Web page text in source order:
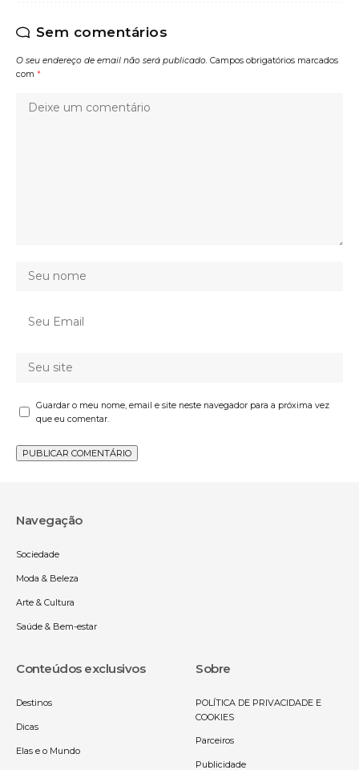
Sem comentários
O seu endereço de email não será publicado. Campos obrigatórios marcados
com *
Guardar o meu nome, email e site neste navegador para a próxima vez
que eu comentar.
Navegação
Sociedade
Moda & Beleza
Arte & Cultura
Saúde & Bem-estar
Conteúdos exclusivos
Destinos
Dicas
Elas e o Mundo
Sobre
POLÍTICA DE PRIVACIDADE E
COOKIES
Parceiros
Publicidade